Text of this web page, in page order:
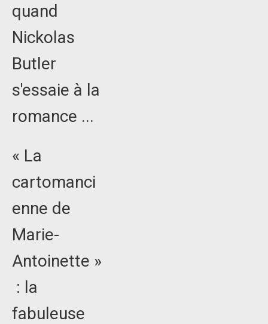
quand
Nickolas
Butler
s'essaie à la
romance ...
« La
cartomanci
enne de
Marie-
Antoinette »
: la
fabuleuse